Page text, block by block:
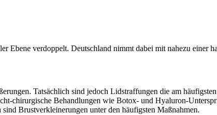
Ebene verdoppelt. Deutschland nimmt dabei mit nahezu
Tatsächlich sind jedoch Lidstraffungen die am
chirurgische Behandlungen wie Botox- und Hyaluron-
Brustverkleinerungen unter den häufigsten Maßnahmen.